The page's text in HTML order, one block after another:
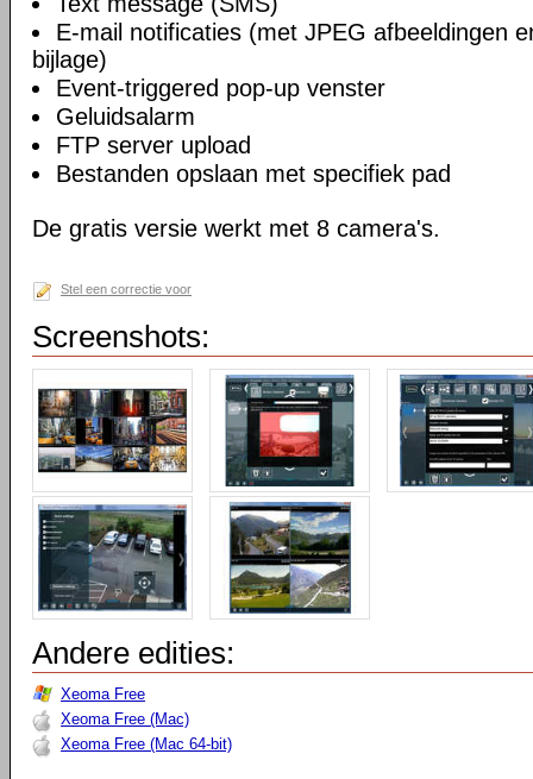
E-mail notificaties (met JPEG afbeeldingen
bijlage)
Event-triggered pop-up venster
Geluidsalarm
FTP server upload
Bestanden opslaan met specifiek pad
De gratis versie werkt met 8 camera's.
Stel een correctie voor
Screenshots:
Andere edities:
Xeoma Free
Xeoma Free (Mac)
Xeoma Free (Mac 64-bit)